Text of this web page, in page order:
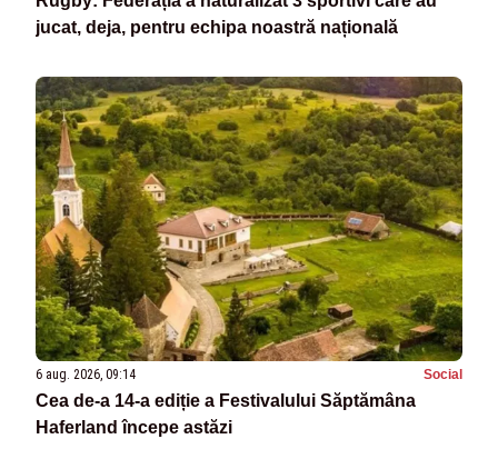
jucat, deja, pentru echipa noastră națională
6 aug. 2026, 09:14 Social
Cea de-a 14-a ediție a Festivalului Săptămâna
Haferland începe astăzi